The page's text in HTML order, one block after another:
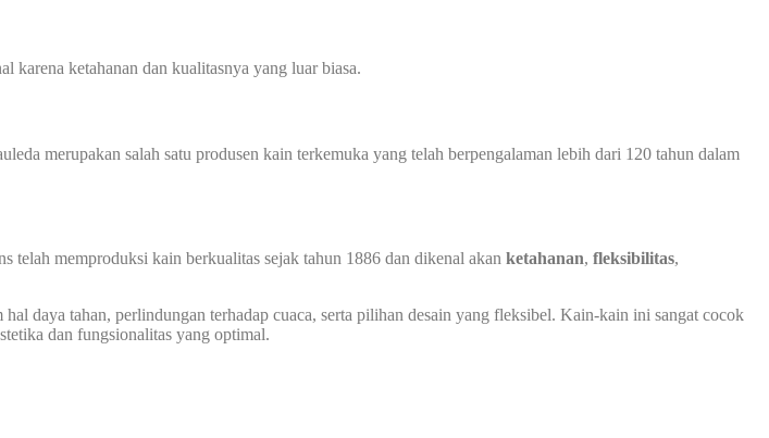
karena ketahanan dan kualitasnya yang luar biasa.
merupakan salah satu produsen kain terkemuka yang telah berpengalaman lebih dari 120 tahun dalam
telah memproduksi kain berkualitas sejak tahun 1886 dan dikenal akan ketahanan, fleksibilitas,
daya tahan, perlindungan terhadap cuaca, serta pilihan desain yang fleksibel. Kain-kain ini sangat cocok
dan fungsionalitas yang optimal.